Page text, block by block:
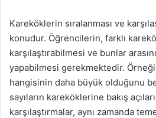
Kareköklerin sıralanması ve
konudur. Öğrencilerin, farklı
karşılaştırabilmesi ve bunlar
yapabilmesi gerekmektedir.
hangisinin daha büyük olduğunu
sayıların kareköklerine bakış
karşılaştırmalar, aynı zamanda